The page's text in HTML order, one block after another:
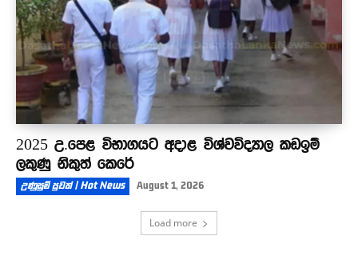
2025 උ.පෙළ විභාගයට අදාළ විශ්වවිද්‍යාල කඩඉම්
ලකුණු නිකුත් කෙරේ
උණුසුම් පුවත් | Hot News August 1, 2026
Load more